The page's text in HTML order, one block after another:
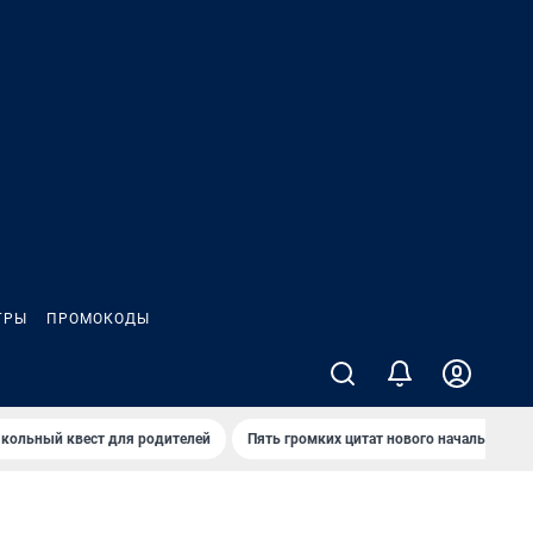
ПРОМОКОДЫ
квест для родителей Пять громких цитат нового начальника